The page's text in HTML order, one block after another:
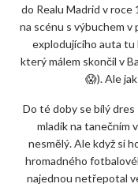
do Realu Madrid v
na scénu s výbuchem v
explodujícího auta tu
který málem skončil v
😱). Ale
Do té doby se bílý dres
mladík na tanečním
nesmělý. Ale když si
hromadného
najednou netřepotal